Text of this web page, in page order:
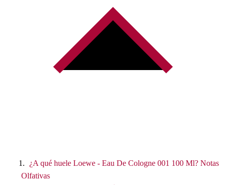
¿A qué huele Loewe - Eau De Cologne 001 100 Ml? Notas
Olfativas